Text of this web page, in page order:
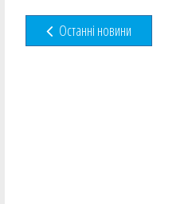
Останні новини